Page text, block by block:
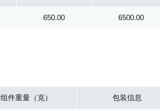
650.00 6500.00
组件重量（克） 包装信息